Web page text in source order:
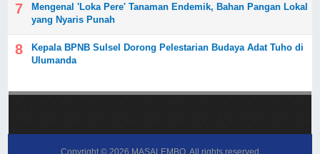
Mengenal 'Loka Pere' Tanaman Endemik, Bahan Pangan Lokal
yang Nyaris Punah
Kepala BPNB Sulsel Dorong Pelestarian Budaya Adat Tuho di
Ulumanda
Copyright © 2026 MASALEMBO . All rights reserved